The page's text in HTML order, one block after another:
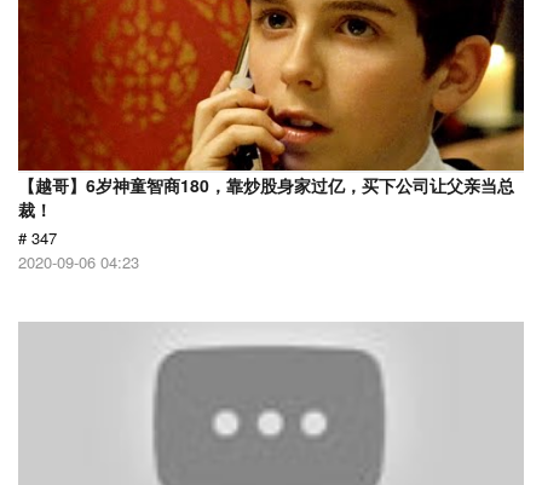
【越哥】6岁神童智商180，靠炒股身家过亿，买下公司让父亲当总
裁！
# 347
2020-09-06 04:23